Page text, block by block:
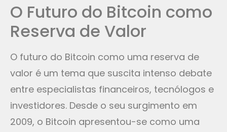
O Futuro do Bitcoin como
Reserva de Valor
O futuro do Bitcoin como uma reserva de
valor é um tema que suscita intenso debate
entre especialistas financeiros, tecnólogos e
investidores. Desde o seu surgimento em
2009, o Bitcoin apresentou-se como uma